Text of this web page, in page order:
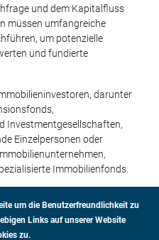
und dem Kapitalfluss
müssen umfangreiche
um potenzielle
und fundierte
darunter
Investmentgesellschaften,
Einzelpersonen oder
Immobilienfonds.
um die Benutzerfreundlichkeit zu
Links auf unserer Website
zu.